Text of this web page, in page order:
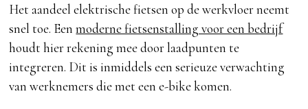
Het aandeel elektrische fietsen op de werkvloer neemt
snel toe. Eenmoderne fietsenstalling voor een bedrijf
houdt hier rekening mee door laadpunten te
integreren. Dit is inmiddels een serieuze verwachting
van werknemers die met een e-bike komen.